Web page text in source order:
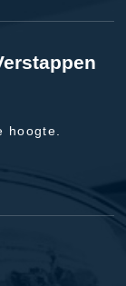
hoogte.